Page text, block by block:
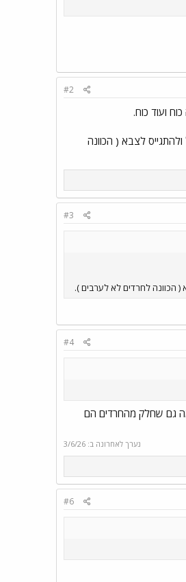
#2
ועוד כוח.
כ 15% מהאוכלוסיה לא מוכן לשאת בנטל ולהתגייס לצבא ( הכוונה
#3
#4
גם שחלק מהחרדים הם
נערך לאחרונה ב: 3/6/26
#6